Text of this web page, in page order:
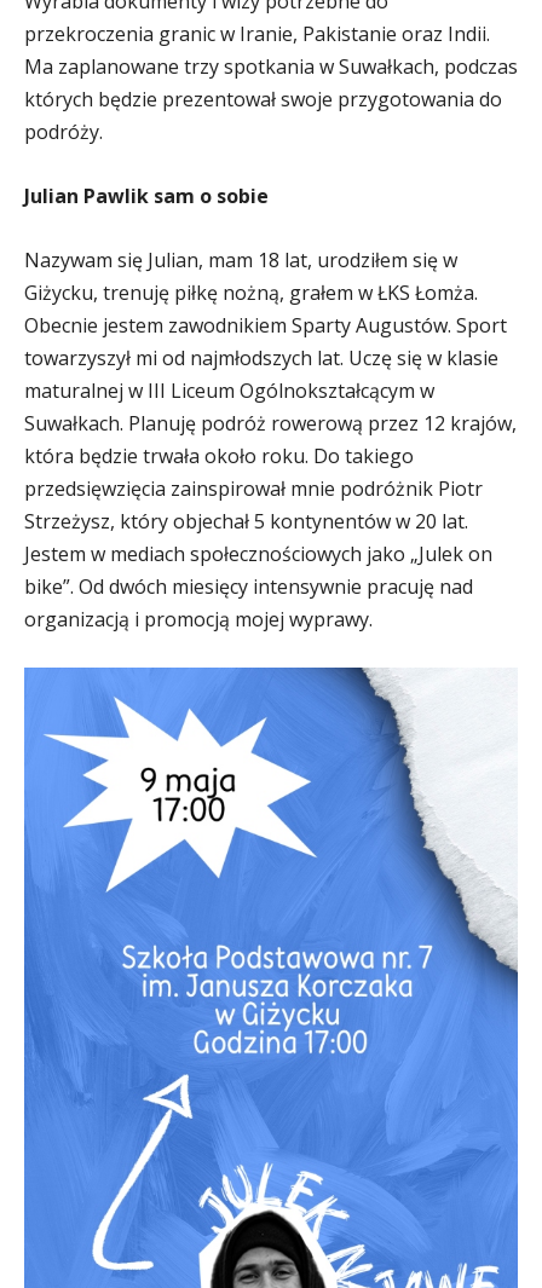
przekroczenia granic w Iranie, Pakistanie oraz Indii.
Ma zaplanowane trzy spotkania w Suwałkach, podczas
których będzie prezentował swoje przygotowania do
podróży.
Julian Pawlik sam o sobie
Nazywam się Julian, mam 18 lat, urodziłem się w
Giżycku, trenuję piłkę nożną, grałem w ŁKS Łomża.
Obecnie jestem zawodnikiem Sparty Augustów. Sport
towarzyszył mi od najmłodszych lat. Uczę się w klasie
maturalnej w III Liceum Ogólnokształcącym w
Suwałkach. Planuję podróż rowerową przez 12 krajów,
która będzie trwała około roku. Do takiego
przedsięwzięcia zainspirował mnie podróżnik Piotr
Strzeżysz, który objechał 5 kontynentów w 20 lat.
Jestem w mediach społecznościowych jako „Julek on
bike”. Od dwóch miesięcy intensywnie pracuję nad
organizacją i promocją mojej wyprawy.